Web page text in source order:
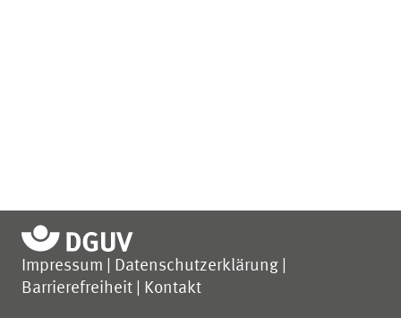
Impressum
Datenschutzerklärung
Barrierefreiheit
Kontakt